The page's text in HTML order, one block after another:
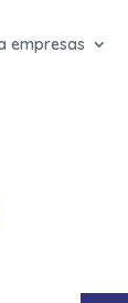
empresas